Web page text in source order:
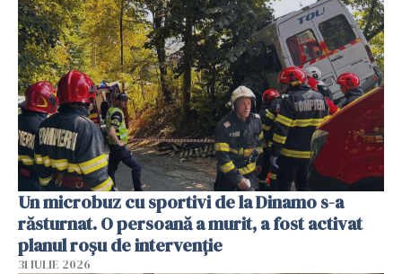
Un microbuz cu sportivi de la Dinamo s-a
răsturnat. O persoană a murit, a fost activat
planul roșu de intervenție
31 IULIE 2026